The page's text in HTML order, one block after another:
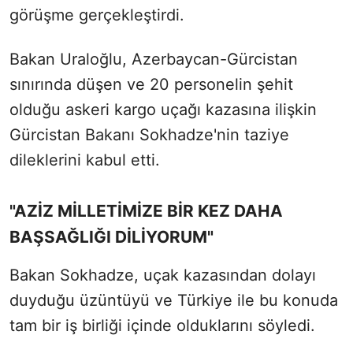
görüşme gerçekleştirdi.
Bakan Uraloğlu, Azerbaycan-Gürcistan
sınırında düşen ve 20 personelin şehit
olduğu askeri kargo uçağı kazasına ilişkin
Gürcistan Bakanı Sokhadze'nin taziye
dileklerini kabul etti.
"AZİZ MİLLETİMİZE BİR KEZ DAHA
BAŞSAĞLIĞI DİLİYORUM"
Bakan Sokhadze, uçak kazasından dolayı
duyduğu üzüntüyü ve Türkiye ile bu konuda
tam bir iş birliği içinde olduklarını söyledi.